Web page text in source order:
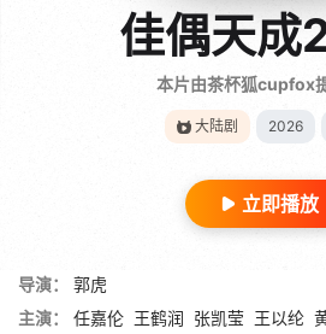
佳偶天成
本片由茶杯狐cupfox
大陆剧 2026
立即播放
导演：
郭虎
主演：
任嘉伦 王鹤润 张凯莹 王以纶